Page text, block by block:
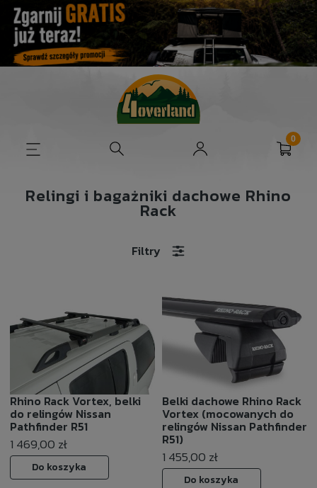
Relingi i bagażniki dachowe Rhino
Rack
Filtry
Rhino Rack Vortex, belki
do relingów Nissan
Pathfinder R51
1 469,00 zł
Do koszyka
Belki dachowe Rhino Rack
Vortex (mocowanych do
relingów Nissan Pathfinder
R51)
1 455,00 zł
Do koszyka